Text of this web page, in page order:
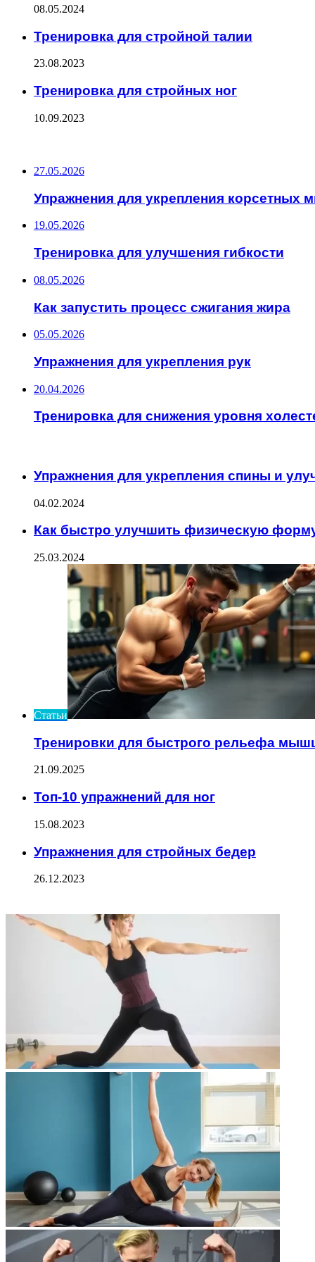
08.05.2024
Тренировка для стройной талии
23.08.2023
Тренировка для стройных ног
10.09.2023
27.05.2026
Упражнения для укрепления корсетных
19.05.2026
Тренировка для улучшения гибкости
08.05.2026
Как запустить процесс сжигания жира
05.05.2026
Упражнения для укрепления рук
20.04.2026
Тренировка для снижения уровня
Упражнения для укрепления спины и
04.02.2024
Как быстро улучшить физическую
25.03.2024
Статьи
Тренировки для быстрого рельефа
21.09.2025
Топ-10 упражнений для ног
15.08.2023
Упражнения для стройных бедер
26.12.2023